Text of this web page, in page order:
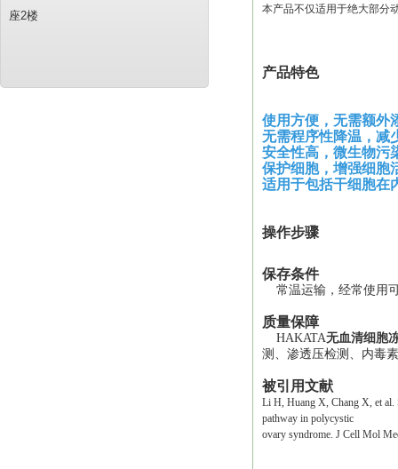
座2楼
本产品不仅适用于绝大部分
产品特色
使用方便，无需额外
无需程序性降温 ， 减
安全性高， 微生物污
保护细胞，增强细胞
适用于包括干细胞在
操作步骤
保存条件
常温运输， 经常使用
质量保障
HAKATA无血清细胞
测、渗透压检测、内毒
被引用文献
Li H, Huang X, Chang X, et al.
pathway in polycystic
ovary syndrome. J Cell Mol